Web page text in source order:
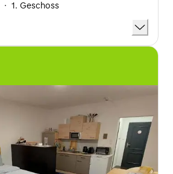
· 1. Geschoss